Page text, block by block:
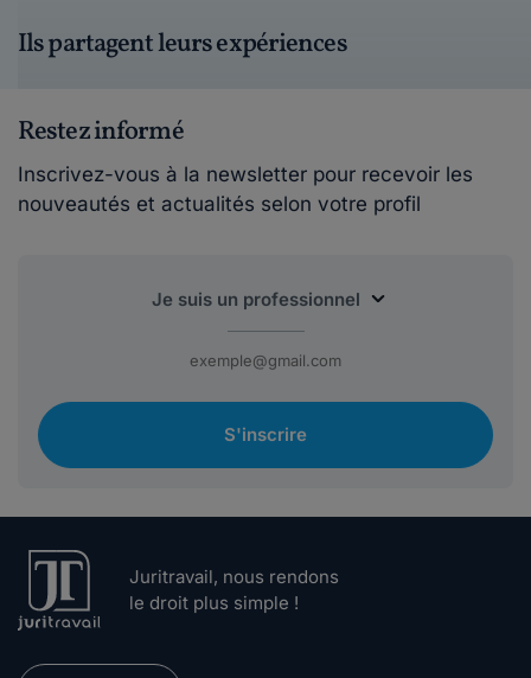
Ils partagent leurs expériences
Restez informé
Inscrivez-vous à la newsletter pour recevoir les
nouveautés et actualités selon votre profil
S'inscrire
Juritravail, nous rendons
le droit plus simple !